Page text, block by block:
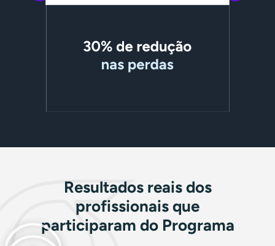
Resultados reais dos
profissionais que
participaram do Programa